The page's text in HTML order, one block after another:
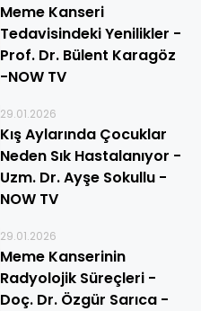
Meme Kanseri
Tedavisindeki Yenilikler -
Prof. Dr. Bülent Karagöz
-NOW TV
29.01.2026
Kış Aylarında Çocuklar
Neden Sık Hastalanıyor -
Uzm. Dr. Ayşe Sokullu -
NOW TV
29.01.2026
Meme Kanserinin
Radyolojik Süreçleri -
Doç. Dr. Özgür Sarıca -